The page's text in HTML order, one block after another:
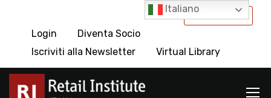
International
Login
Diventa Socio
Iscriviti alla Newsletter
Virtual Library
Italiano